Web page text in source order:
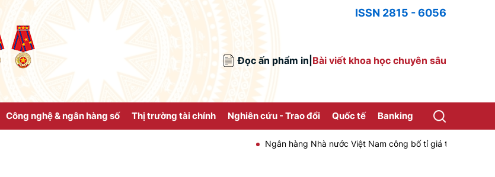
ISSN 2815 - 6056
Đọc ấn phẩm in Bài viết khoa học chuyên sâu
Công nghệ & ngân hàng số Thị trường tài chính Nghiên cứu - Trao đổi Quốc tế Banking
Ngân hàng Nhà nước Việt Nam công bố tỉ giá trung tâm của